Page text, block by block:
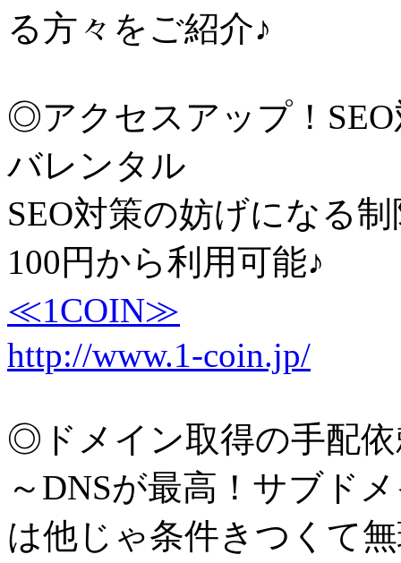
る方々をご紹介♪
◎アクセスアップ！
バレンタル
SEO対策の妨げになる
100円から利用可能♪
≪1COIN≫
http://www.1-coin.jp/
◎ドメイン取得の手配
～DNSが最高！サブド
は他じゃ条件きつくて